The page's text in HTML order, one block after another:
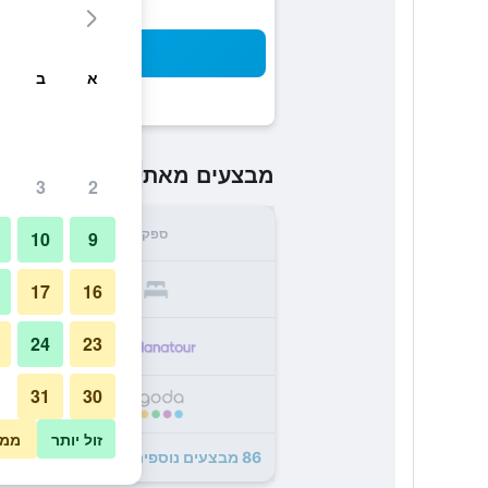
מבצעים מאת₪250
ספק
86 מבצעים נוספים לThe Stanley
א ב
2
3
9
10
16
17
23
24
30
31
זול יותר